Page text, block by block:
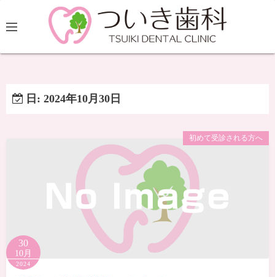
日: 2024年10月30日
初めて受診される方へ
30
10月
2024